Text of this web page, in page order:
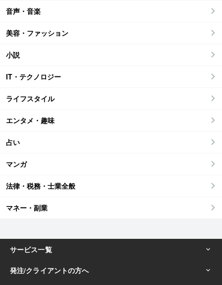
音声・音楽
美容・ファッション
小説
IT・テクノロジー
ライフスタイル
エンタメ・趣味
占い
マンガ
法律・税務・士業全般
マネー・副業